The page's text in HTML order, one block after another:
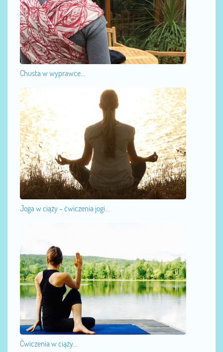
Chusta w wyprawce...
Joga w ciąży - ćwiczenia jogi...
Ćwiczenia w ciąży...